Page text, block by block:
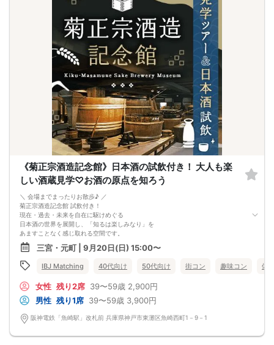
🔳中止判断タイミング：開催1時間前
お店自慢のお料理を召し上がって頂きながら、ゆっくりと交流をお楽しみ頂きた
《結婚式の二次会の有名な会場で完全着席PARTY》
完全着席スタイルですので、立食形式が苦手な方や人見知りな方には是非オスス
落ち着いた空間での交流が楽しめます！
《一人参加、初参加大歓迎》
完全着席スタイルですのでひとりぼっちになることはありません！お一人様参加
者様同士の席の配置。
スタッフのフォローが人気の理由です。
《恋人、友人、人脈、必ず出会える！大阪で超人気の飲み会！》
□結婚がしたい
□恋人が欲しい
□友人を増やしたい
□人脈を広げたい
□日常に刺激が欲しい
□お酒が大好き
□楽しいことが大好き
□飲み会が大好き
□確実に出会える街コンに参加したい人
□一緒に合コン・コンパに行ける飲み友が欲しい人
□家と職場の往復の毎日を変えたい人
《フード》
お店自慢の豪華コース料理☆
※料理内容は仕入れ状況によって変わります。
《フリードリンク(90L.O)》
100種類以上の豊富なドリンクメニュー♪
□チューハイ
□ハイボール
□グラスワイン
□焼酎
□各種チューハイ
《菊正宗酒造記念館》日本酒の試飲付き！ 大人も楽
しい酒蔵見学♡お酒の原点を知ろう
＼ 会場までまったりお散歩♪ ／
菊正宗酒造記念館 試飲付き！
現在・過去・未来を自在に駆けめぐる
日本酒の世界を展開し、「知るは楽しみなり」を
あますことなく感じ取れる空間です。
◆◇◆◇おすすめポイント◇◆◇◆
【川辺を歩きながら会場へ】
住吉川沿いの遊歩道 清流の道 を
ゆっくりお散歩しながらお話しできます♪
趣味が合うから関係が発展しやすい！
今の時期にピッタリの、
冷やして美味しい夏酒もございます♪
観光気分で素敵な出会いを♡
三宮・元町 | 9月20日(日) 15:00〜
IBJ Matching 40代向け 50代向け 街コン 趣味コン 体
女性 残り2席 39〜59歳 2,900円
男性 残り1席 39〜59歳 3,900円
阪神電鉄「魚崎駅」改札前 兵庫県神戸市東灘区魚崎西町1－9－1